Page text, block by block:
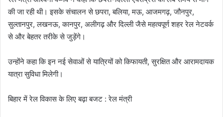
की जा रही थी। इसके संचालन से छपरा, बलिया, मऊ, आजमगढ़, जौनपुर,
सुल्तानपुर, लखनऊ, कानपुर, अलीगढ़ और दिल्ली जैसे महत्वपूर्ण शहर रेल नेटवर्क
से और बेहतर तरीके से जुड़ेंगे।
उन्होंने कहा कि इन नई सेवाओं से यात्रियों को किफायती, सुरक्षित और आरामदायक
यात्रा सुविधा मिलेगी।
बिहार में रेल विकास के लिए बढ़ा बजट : रेल मंत्री